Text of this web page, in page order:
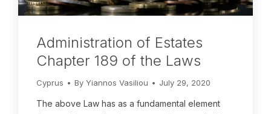
Administration of Estates
Chapter 189 of the Laws
Cyprus By Yiannos Vasiliou July 29, 2020
The above Law has as a fundamental element